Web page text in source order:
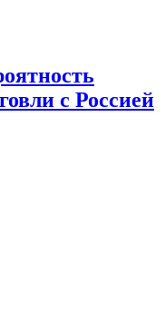
с Россией